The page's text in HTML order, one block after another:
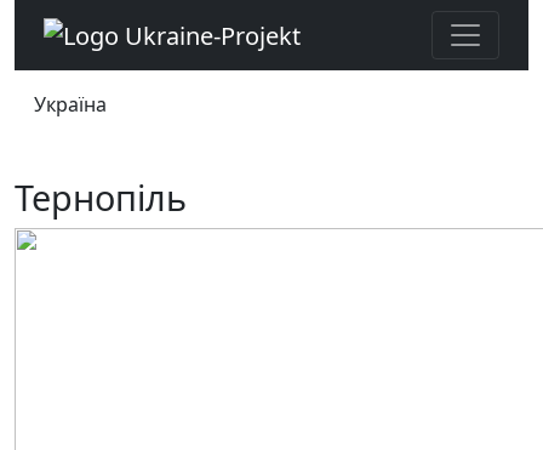
Україна
Тернопіль